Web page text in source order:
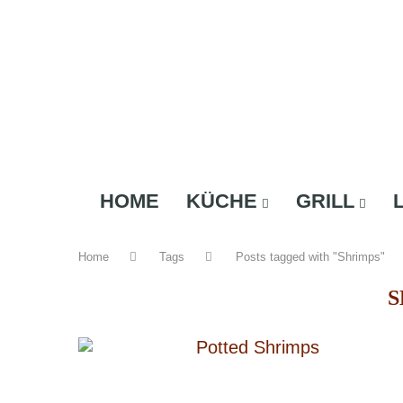
HOME KÜCHE GRILL
Home Tags Posts tagged with "Shrimps"